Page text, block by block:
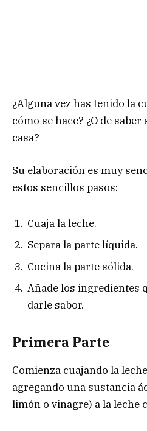
¿Alguna vez has tenido la
cómo se hace? ¿O de
casa?
Su elaboración es muy
estos sencillos pasos:
Cuaja la leche.
Separa la parte líquida.
Cocina la parte sólida.
Añade los ingredientes
darle sabor.
Primera Parte
Comienza cuajando la
agregando una sustancia
limón o vinagre) a la leche